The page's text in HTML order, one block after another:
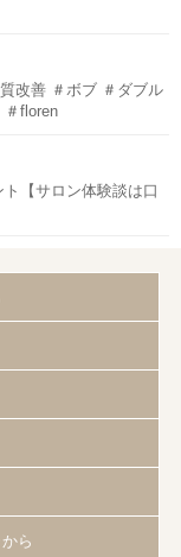
改善 ＃ボブ ＃ダブル
＃floren
【サロン体験談は口
ら